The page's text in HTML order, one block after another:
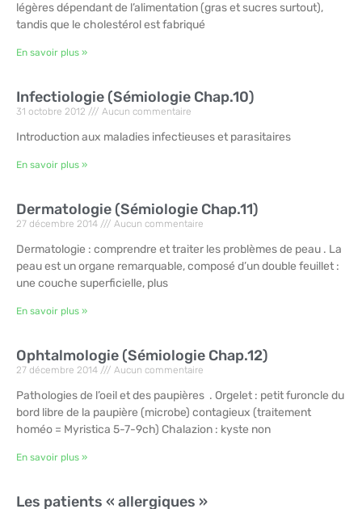
légères dépendant de l’alimentation (gras et sucres surtout),
tandis que le cholestérol est fabriqué
En savoir plus »
Infectiologie (Sémiologie Chap.10)
31 octobre 2012 Aucun commentaire
Introduction aux maladies infectieuses et parasitaires
En savoir plus »
Dermatologie (Sémiologie Chap.11)
27 décembre 2014 Aucun commentaire
Dermatologie : comprendre et traiter les problèmes de peau . La
peau est un organe remarquable, composé d’un double feuillet :
une couche superficielle, plus
En savoir plus »
Ophtalmologie (Sémiologie Chap.12)
27 décembre 2014 Aucun commentaire
Pathologies de l’oeil et des paupières . Orgelet : petit furoncle du
bord libre de la paupière (microbe) contagieux (traitement
homéo = Myristica 5-7-9ch) Chalazion : kyste non
En savoir plus »
Les patients « allergiques »